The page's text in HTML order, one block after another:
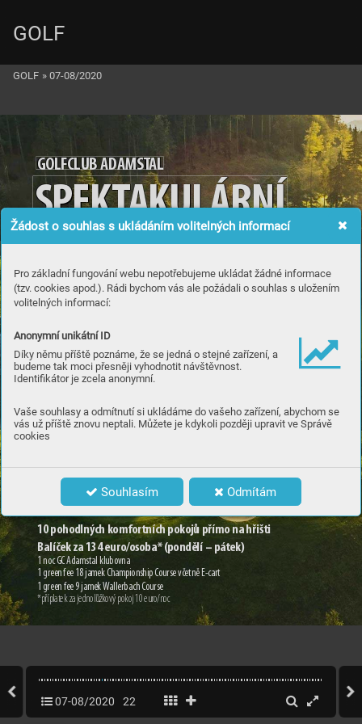
Žádost o souhlas s ukládáním volitelných informací
Pro základní fungování webu nepotřebujeme ukládat žádné informace
(tzv. cookies apod.). Rádi bychom vás ale požádali o souhlas s uložením
volitelných informací:
Anonymní unikátní ID
Díky němu příště poznáme, že se jedná o stejné zařízení, a
budeme tak moci přesněji vyhodnotit návštěvnost.
Identifikátor je zcela anonymní.
Vaše souhlasy a odmítnutí si ukládáme do vašeho zařízení, abychom se
vás už příště znovu neptali. Můžete je kdykoli později upravit ve Správě
cookies
Souhlasím Odmítám
GOLFCLUB ADAMSTAL
SPEKTAKULÁRNÍ
JEDINEČNÝ
10 pohodlných komfortních pokojů přímo na hřišti
Balíček za 134 euro/osoba* (pondělí – pátek)
1 noc GC Adamstal klubovna
1 green fee 18 jamek Championship Course včetně E-cart
1 green fee 9 jamek Wallerbach Course
*příplatek za jednol ůžkový pokoj 10 euro/noc
GOLF
GOLF » 07-08/2020
07-08/2020 22